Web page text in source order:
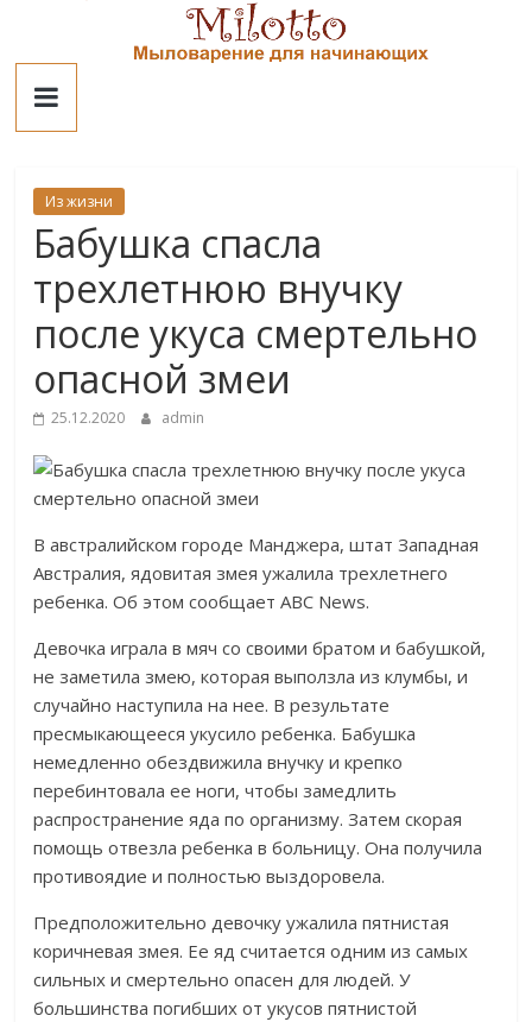
contentМилотто
Из жизни
Бабушка спасла
трехлетнюю внучку
после укуса смертельно
опасной змеи
25.12.2020 admin
В австралийском городе Манджера, штат Западная
Австралия, ядовитая змея ужалила трехлетнего
ребенка. Об этом сообщает ABC News.
Девочка играла в мяч со своими братом и бабушкой,
не заметила змею, которая выползла из клумбы, и
случайно наступила на нее. В результате
пресмыкающееся укусило ребенка. Бабушка
немедленно обездвижила внучку и крепко
перебинтовала ее ноги, чтобы замедлить
распространение яда по организму. Затем скорая
помощь отвезла ребенка в больницу. Она получила
противоядие и полностью выздоровела.
Предположительно девочку ужалила пятнистая
коричневая змея. Ее яд считается одним из самых
сильных и смертельно опасен для людей. У
большинства погибших от укусов пятнистой